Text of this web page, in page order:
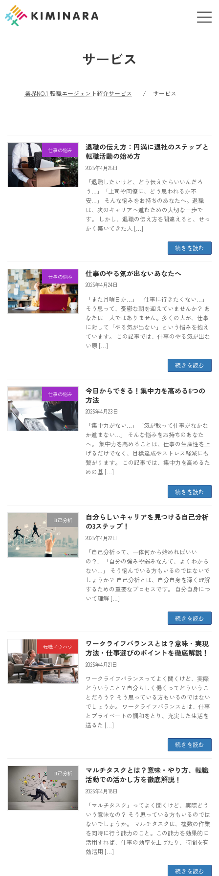
ン
ビ
サービス
業界NO.1 転職エージェント紹介サービス サービス
仕事の悩み
退職の伝え方：円満に退社のステップと
転職活動の始め方
2025年4月25日
「退職したいけど、どう伝えたらいいんだろ
う…」「上司や同僚に、どう思われるか不
安…」 そんな悩みをお持ちのあなたへ。退職
は、次のキャリアへ進むための大切な一歩で
す。 しかし、退職の伝え方を間違えると、せっ
かく築いてきた人 […]
続きを読む
仕事の悩み 仕事のやる気が出ないあなたへ
2025年4月24日
「また月曜日か…」「仕事に行きたくない…」
そう思って、憂鬱な朝を迎えていませんか？ あ
なたは一人ではありません。多くの人が、仕事
に対して「やる気が出ない」という悩みを抱え
ています。 この記事では、仕事のやる気が出な
い原 […]
続きを読む
仕事の悩み
今日からできる！集中力を高める6つの
方法
2025年4月23日
「集中力がない…」「気が散って仕事がなかな
か進まない…」 そんな悩みをお持ちのあなた
へ。 集中力を高めることは、仕事の生産性を上
げるだけでなく、目標達成やストレス軽減にも
繋がります。 この記事では、集中力を高めるた
めの基 […]
続きを読む
自己分析
自分らしいキャリアを見つける自己分析
の3ステップ！
2025年4月22日
「自己分析って、一体何から始めればいい
の？」「自分の強みや弱みなんて、よくわから
ない…」 そう悩んでいる方もいるのではないで
しょうか？ 自己分析とは、自分自身を深く理解
するための重要なプロセスです。 自分自身につ
いて理解 […]
続きを読む
転職ノウハウ
ワークライフバランスとは？意味・実現
方法・仕事選びのポイントを徹底解説！
2025年4月21日
ワークライフバランスってよく聞くけど、実際
どういうこと？自分らしく働くってどういうこ
とだろう？ そう思っている方もいるのではない
でしょうか。 ワークライフバランスとは、仕事
とプライベートの調和をとり、充実した生活を
送るた […]
続きを読む
自己分析
マルチタスクとは？意味・やり方、転職
活動での活かし方を徹底解説！
2025年4月18日
「マルチタスク」ってよく聞くけど、実際どう
いう意味なの？ そう思っている方もいるのでは
ないでしょうか。 マルチタスクは、複数の作業
を同時に行う能力のこと。この能力を効果的に
活用すれば、仕事の効率を上げたり、時間を有
効活用 […]
続きを読む